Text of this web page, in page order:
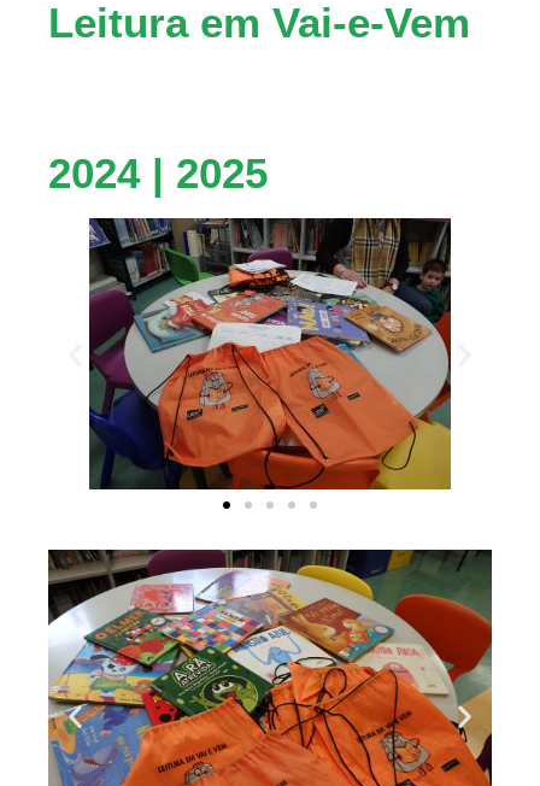
Leitura em Vai-e-Vem
2024 | 2025